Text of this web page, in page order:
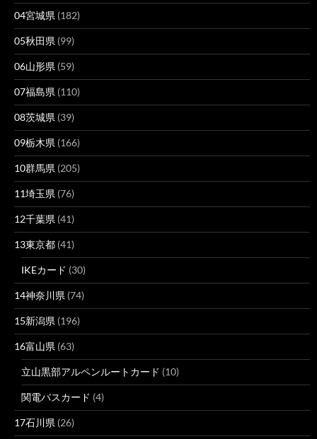
04宮城県 (182)
05秋田県 (99)
06山形県 (59)
07福島県 (110)
08茨城県 (39)
09栃木県 (166)
10群馬県 (205)
11埼玉県 (76)
12千葉県 (41)
13東京都 (41)
IKEカード (30)
14神奈川県 (74)
15新潟県 (196)
16富山県 (63)
立山黒部アルペンルートカード (10)
関電バスカード (4)
17石川県 (26)